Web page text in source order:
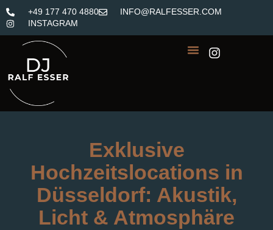
+49 177 470 4880
INFO@RALFESSER.COM
INSTAGRAM
Exklusive
Hochzeitslocations in
Düsseldorf: Akustik,
Licht & Atmosphäre